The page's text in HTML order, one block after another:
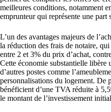
meilleures conditions, notamment
emprunteur qui représente une
L’un des avantages majeurs de
la réduction des frais de notaire, qui
entre 2 et 3% du prix d’achat,
Cette économie substantielle libère
d’autres postes comme
personnalisations du logement. De
bénéficient d’une TVA réduite à
le montant de l’investissement